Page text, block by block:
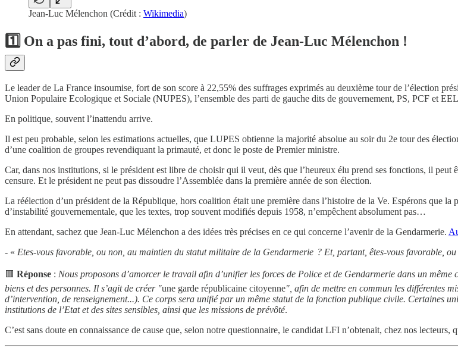
Jean-Luc Mélenchon (Crédit : Wikimedia)
1️⃣ On a pas fini, tout d’abord, de parler de Jean-Luc Mélenchon !
Le leader de La France insoumise, fort de son score à 22,55% des suffrages exprimés au deuxième tour de l’élection
Union Populaire Ecologique et Sociale (NUPES), l’ensemble des parti de gauche dits de gouvernement, PS, PCF et
En politique, souvent l’inattendu arrive.
Il est peu probable, selon les estimations actuelles, que LUPES obtienne la majorité absolue au soir du 2e tour des
d’une coalition de groupes revendiquant la primauté, et donc le poste de Premier ministre.
Car, dans nos institutions, si le président est libre de choisir qui il veut, dès que l’heureux élu prend ses fonctions, il
censure. Et le président ne peut pas dissoudre l’Assemblée dans la première année de son élection.
La réélection d’un président de la République, hors coalition était une première dans l’histoire de la Ve. Espérons que
d’instabilité gouvernementale, que les textes, trop souvent modifiés depuis 1958, n’empêchent absolument pas…
En attendant, sachez que Jean-Luc Mélenchon a des idées très précises en ce qui concerne l’avenir de la Gendarmerie.
- « Etes-vous favorable, ou non, au maintien du statut militaire de la Gendarmerie ? Et, partant, êtes-vous favorable,
🟥 Réponse : Nous proposons d’amorcer le travail afin d’unifier les forces de Police et de Gendarmerie dans un
biens et des personnes. Il s’agit de créer "une garde républicaine citoyenne", afin de mettre en commun les différentes
d’intervention, de renseignement...). Ce corps sera unifié par un même statut de la fonction publique civile. Certaines
institutions de l’Etat et des sites sensibles, ainsi que les missions de prévôté.
C’est sans doute en connaissance de cause que, selon notre questionnaire, le candidat LFI n’obtenait, chez nos lecteurs,